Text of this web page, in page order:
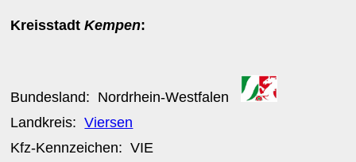
KreisstadtKempen:
Bundesland: Nordrhein-Westfalen
Landkreis:Viersen
Kfz-Kennzeichen:VIE